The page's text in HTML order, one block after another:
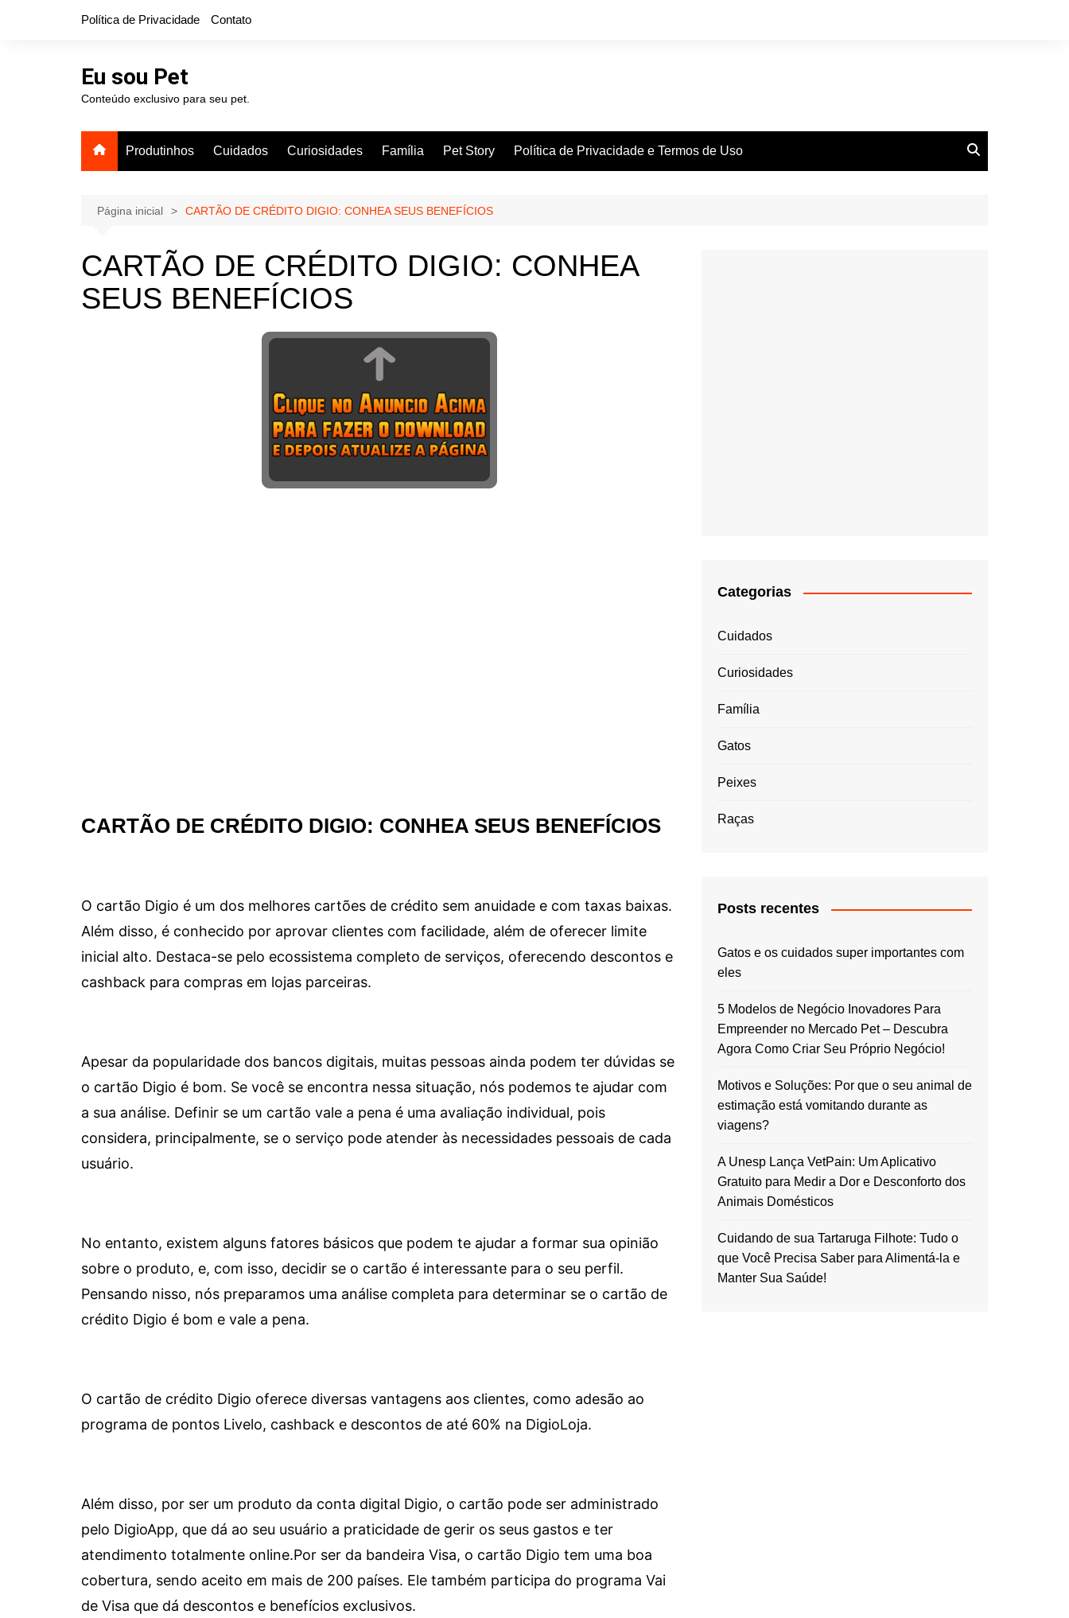
Política de Privacidade Contato
Eu sou Pet
Conteúdo exclusivo para seu pet.
Produtinhos Cuidados Curiosidades Família Pet Story Política de Privacidade e Termos de Uso
Página inicial CARTÃO DE CRÉDITO DIGIO: CONHEA SEUS BENEFÍCIOS
CARTÃO DE CRÉDITO DIGIO: CONHEA
SEUS BENEFÍCIOS
CARTÃO DE CRÉDITO DIGIO: CONHEA SEUS BENEFÍCIOS
O cartão Digio é um dos melhores cartões de crédito sem anuidade e com taxas baixas.
Além disso, é conhecido por aprovar clientes com facilidade, além de oferecer limite
inicial alto. Destaca-se pelo ecossistema completo de serviços, oferecendo descontos e
cashback para compras em lojas parceiras.
Apesar da popularidade dos bancos digitais, muitas pessoas ainda podem ter dúvidas se
o cartão Digio é bom. Se você se encontra nessa situação, nós podemos te ajudar com
a sua análise. Definir se um cartão vale a pena é uma avaliação individual, pois
considera, principalmente, se o serviço pode atender às necessidades pessoais de cada
usuário.
No entanto, existem alguns fatores básicos que podem te ajudar a formar sua opinião
sobre o produto, e, com isso, decidir se o cartão é interessante para o seu perfil.
Pensando nisso, nós preparamos uma análise completa para determinar se o cartão de
crédito Digio é bom e vale a pena.
O cartão de crédito Digio oferece diversas vantagens aos clientes, como adesão ao
programa de pontos Livelo, cashback e descontos de até 60% na DigioLoja.
Além disso, por ser um produto da conta digital Digio, o cartão pode ser administrado
pelo DigioApp, que dá ao seu usuário a praticidade de gerir os seus gastos e ter
atendimento totalmente online.Por ser da bandeira Visa, o cartão Digio tem uma boa
cobertura, sendo aceito em mais de 200 países. Ele também participa do programa Vai
de Visa que dá descontos e benefícios exclusivos.
Categorias
Cuidados
Curiosidades
Família
Gatos
Peixes
Raças
Posts recentes
Gatos e os cuidados super importantes com
eles
5 Modelos de Negócio Inovadores Para
Empreender no Mercado Pet – Descubra
Agora Como Criar Seu Próprio Negócio!
Motivos e Soluções: Por que o seu animal de
estimação está vomitando durante as
viagens?
A Unesp Lança VetPain: Um Aplicativo
Gratuito para Medir a Dor e Desconforto dos
Animais Domésticos
Cuidando de sua Tartaruga Filhote: Tudo o
que Você Precisa Saber para Alimentá-la e
Manter Sua Saúde!